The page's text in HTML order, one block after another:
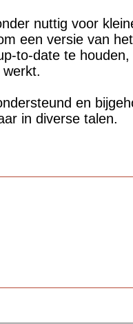
nuttig voor
een versie van
to-date te
en
in diverse talen.